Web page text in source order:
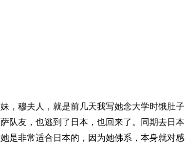
，穆夫人，就是前几天我写她念大学时饿肚子
队友，也逃到了日本，也回来了。同期去日本
是非常适合日本的，因为她佛系，本身就对感